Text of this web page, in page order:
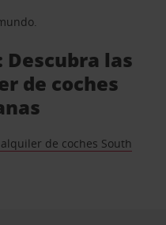
las
de coches
de coches South